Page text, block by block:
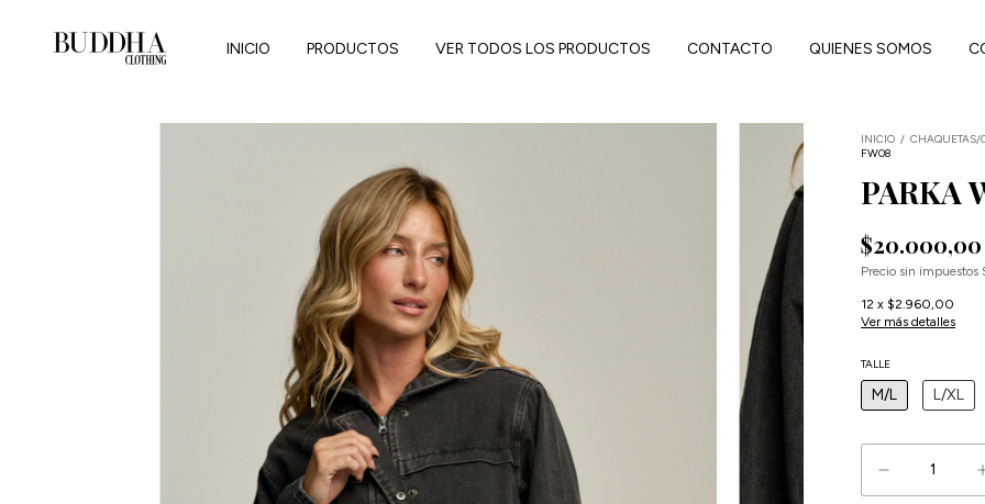
INICIO PRODUCTOS VER TODOS LOS PRODUCTOS CONTACTO QUIENES SOMOS
INICIO / CHAQUETAS/
FW08
PARKA
$20.000,00
Precio sin impuestos
12 x $2.960,00
Ver más detalles
TALLE
M/L L/XL